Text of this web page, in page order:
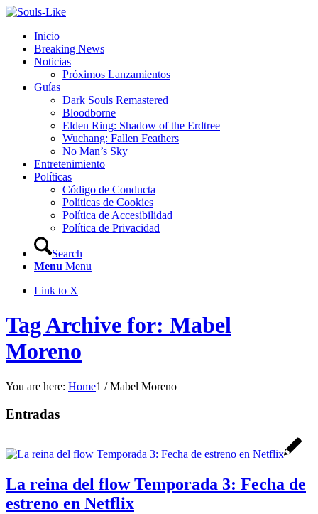
Inicio
Breaking News
Noticias
Próximos Lanzamientos
Guías
Dark Souls Remastered
Bloodborne
Elden Ring: Shadow of the Erdtree
Wuchang: Fallen Feathers
No Man’s Sky
Entretenimiento
Políticas
Código de Conducta
Políticas de Cookies
Política de Accesibilidad
Política de Privacidad
Search
Menu Menu
Link to X
Tag Archive for: Mabel
Moreno
You are here: Home1 / Mabel Moreno
Entradas
La reina del flow Temporada 3: Fecha de
estreno en Netflix